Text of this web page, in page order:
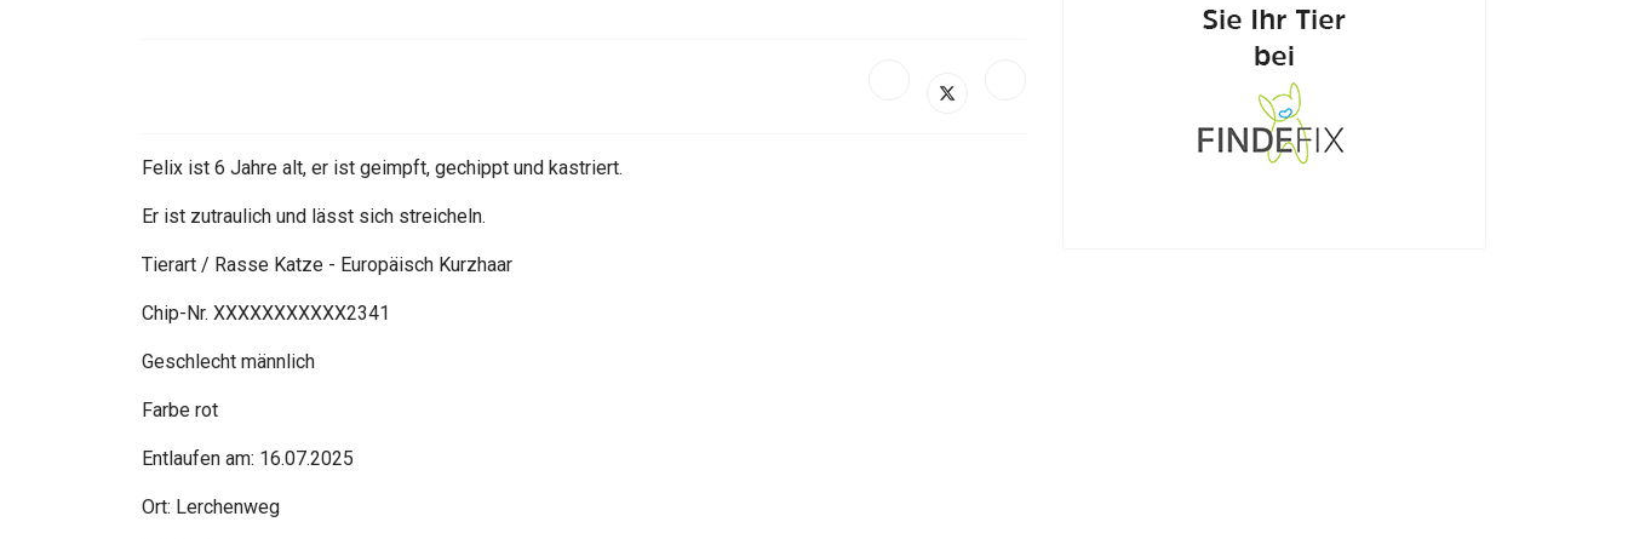
Felix ist 6 Jahre alt, er ist geimpft, gechippt und kastriert.
Er ist zutraulich und lässt sich streicheln.
Tierart / Rasse Katze - Europäisch Kurzhaar
Chip-Nr. XXXXXXXXXXX2341
Geschlecht männlich
Farbe rot
Entlaufen am: 16.07.2025
Ort: Lerchenweg